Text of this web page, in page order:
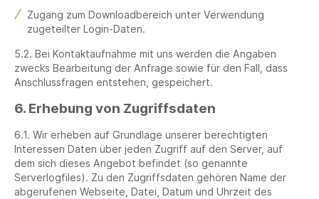
Zugang zum Downloadbereich unter Verwendung
zugeteilter Login-Daten.
5.2. Bei Kontaktaufnahme mit uns werden die Angaben
zwecks Bearbeitung der Anfrage sowie für den Fall, dass
Anschlussfragen entstehen, gespeichert.
6. Erhebung von Zugriffsdaten
6.1. Wir erheben auf Grundlage unserer berechtigten
Interessen Daten über jeden Zugriff auf den Server, auf
dem sich dieses Angebot befindet (so genannte
Serverlogfiles). Zu den Zugriffsdaten gehören Name der
abgerufenen Webseite, Datei, Datum und Uhrzeit des